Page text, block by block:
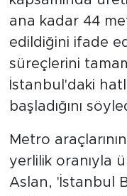
ana kadar 44
edildiğini ifade
süreçlerini
İstanbul'daki
başladığını
Metro
yerlilik oranıyla
Aslan, 'İstanbul